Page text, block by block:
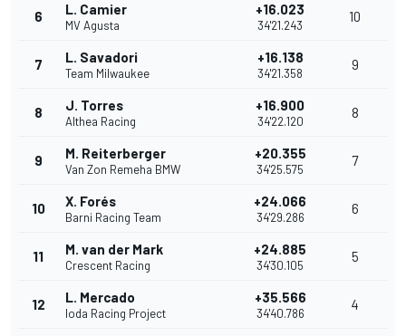
6 L. Camier
MV Agusta
+16.023
34'21.243
10
7 L. Savadori
Team Milwaukee
+16.138
34'21.358
9
8 J. Torres
Althea Racing
+16.900
34'22.120
8
9 M. Reiterberger
Van Zon Remeha BMW
+20.355
34'25.575
7
10 X. Forés
Barni Racing Team
+24.066
34'29.286
6
11 M. van der Mark
Crescent Racing
+24.885
34'30.105
5
12 L. Mercado
Ioda Racing Project
+35.566
34'40.786
4